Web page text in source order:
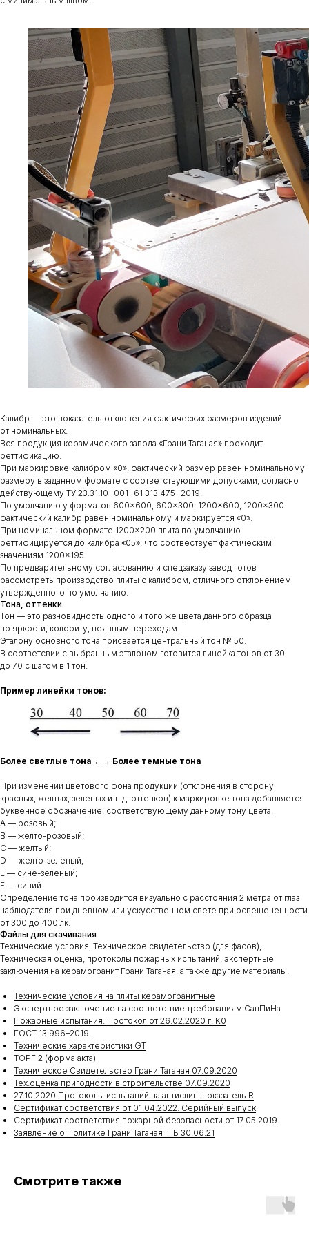
Калибр — это показатель отклонения фактических размеров изделий
от номинальных.
Вся продукция керамического завода «Грани Таганая» проходит
реттификацию.
При маркировке калибром «0», фактический размер равен номинальному
размеру в заданном формате с соответствующими допусками, согласно
действующему ТУ 23.31.10−001−61 313 475−2019.
По умолчанию у форматов 600×600, 600×300, 1200×600, 1200×300
фактический калибр равен номинальному и маркируется «0».
При номинальном формате 1200×200 плита по умолчанию
реттифицируется до калибра «05», что соотвествует фактическим
значениям 1200×195
По предварительному согласованию и спецзаказу завод готов
рассмотреть производство плиты с калибром, отличного отклонением
утвержденного по умолчанию.
Тона, оттенки
Тон — это разновидность одного и того же цвета данного образца
по яркости, колориту, неявным переходам.
Эталону основного тона присвается центральный тон № 50.
В соответсвии с выбранным эталоном готовится линейка тонов от 30
до 70 с шагом в 1 тон.
Пример линейки тонов:
Более светлые тона ←→ Более темные тона
При изменении цветового фона продукции (отклонения в сторону
красных, желтых, зеленых и т. д. оттенков) к маркировке тона добавляется
буквенное обозначение, соответствующему данному тону цвета.
A — розовый;
B — желто-розовый;
С — желтый;
D — желто-зеленый;
E — сине-зеленый;
F — синий.
Определение тона производится визуально с расстояния 2 метра от глаз
наблюдателя при дневном или ускусственном свете при освещененности
от 300 до 400 лк.
Файлы для скачивания
Технические условия, Техническое свидетельство (для фасов),
Техническая оценка, протоколы пожарных испытаний, экспертные
заключения на керамогранит Грани Таганая, а также другие материалы.
Технические условия на плиты керамогранитные
Экспертное заключение на соответствие требованиям СанПиНа
Пожарные испытания. Протокол от 26.02.2020 г. К0
ГОСТ 13 996–2019
Технические характеристики GT
ТОРГ 2 (форма акта)
Техническое Свидетельство Грани Таганая 07.09.2020
Тех.оценка пригодности в строительстве 07.09.2020
27.10.2020 Протоколы испытаний на антислип, показатель R
Сертификат соответствия от 01.04.2022. Серийный выпуск
Сертификат соответствия пожарной безопасности от 17.05.2019
Заявление о Политике Грани Таганая П Б 30.06.21
Смотрите также